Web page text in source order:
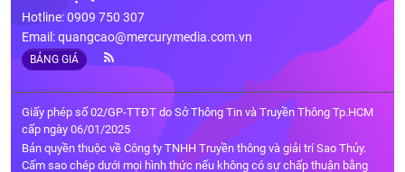
Hotline: 0909 750 307
Email:quangcao@mercurymedia.com.vn
BẢNG GIÁ
Giấy phép số 02/GP-TTĐT do Sở Thông Tin và Truyền Thông Tp.HCM
cấp ngày 06/01/2025
Bản quyền thuộc về Công ty TNHH Truyền thông và giải trí Sao Thủy.
Cấm sao chép dưới mọi hình thức nếu không có sự chấp thuận bằng